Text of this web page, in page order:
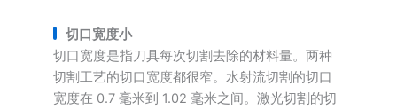
切口宽度小
切口宽度是指刀具每次切割去除的材料量。两种
切割工艺的切口宽度都很窄。水射流切割的切口
宽度在 0.7 毫米到 1.02 毫米之间。激光切割的切